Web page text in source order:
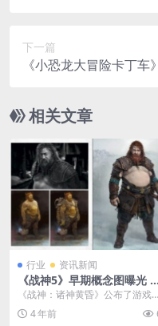
下一篇
《小恐龙大冒险卡丁
相关文章
行业 资讯新闻
《战神5》早期概念图曝光 雷
神索尔肌肉清晰可见
《战神：诸神黄昏》公布了游戏早
期人物的概念设计图，其中雷神索
尔的身材比现在要好上...
4 年前